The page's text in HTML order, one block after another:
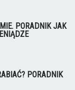
PORADNIK JAK
PORADNIK